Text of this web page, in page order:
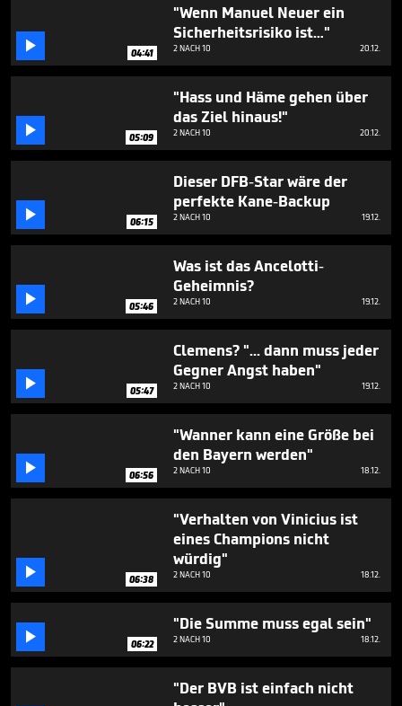
seconds
 04:41
"Wenn Manuel Neuer ein
Sicherheitsrisiko ist…"
2 NACH 10 20.12.
 05:09
"Hass und Häme gehen über
das Ziel hinaus!"
2 NACH 10 20.12.
 06:15
Dieser DFB-Star wäre der
perfekte Kane-Backup
2 NACH 10 19.12.
 05:46
Was ist das Ancelotti-
Geheimnis?
2 NACH 10 19.12.
 05:47
Clemens? "... dann muss jeder
Gegner Angst haben"
2 NACH 10 19.12.
 06:56
"Wanner kann eine Größe bei
den Bayern werden"
2 NACH 10 18.12.
 06:38
"Verhalten von Vinicius ist
eines Champions nicht
würdig"
2 NACH 10 18.12.
 06:22
"Die Summe muss egal sein"
2 NACH 10 18.12.
"Der BVB ist einfach nicht